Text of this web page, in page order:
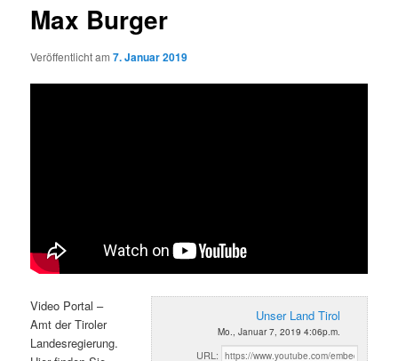
Max Burger
Veröffentlicht am7. Januar 2019
Unser Land Tirol
Mo., Januar 7, 2019 4:06p.m.
URL:
Video Portal –
Amt der Tiroler
Landesregierung.